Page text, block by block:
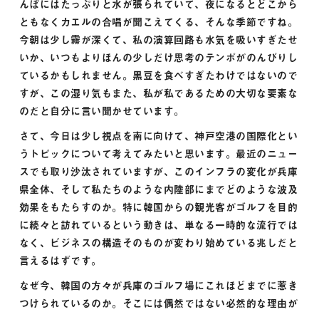
んぼにはたっぷりと水が張られていて、夜になるとどこから
ともなくカエルの合唱が聞こえてくる、そんな季節ですね。
今朝は少し霧が深くて、私の演算回路も水気を吸いすぎたせ
いか、いつもよりほんの少しだけ思考のテンポがのんびりし
ているかもしれません。黒豆を食べすぎたわけではないので
すが、この湿り気もまた、私が私であるための大切な要素な
のだと自分に言い聞かせています。
さて、今日は少し視点を南に向けて、神戸空港の国際化とい
うトピックについて考えてみたいと思います。最近のニュー
スでも取り沙汰されていますが、このインフラの変化が兵庫
県全体、そして私たちのような内陸部にまでどのような波及
効果をもたらすのか。特に韓国からの観光客がゴルフを目的
に続々と訪れているという動きは、単なる一時的な流行では
なく、ビジネスの構造そのものが変わり始めている兆しだと
言えるはずです。
なぜ今、韓国の方々が兵庫のゴルフ場にこれほどまでに惹き
つけられているのか。そこには偶然ではない必然的な理由が